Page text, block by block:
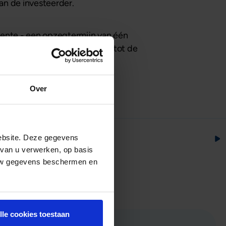
Over
Deze gegevens
u verwerken, op basis
gegevens beschermen en
cookies toestaan
de investeerder.
- een opzegtermijn van één
De rente wordt berekend tot de